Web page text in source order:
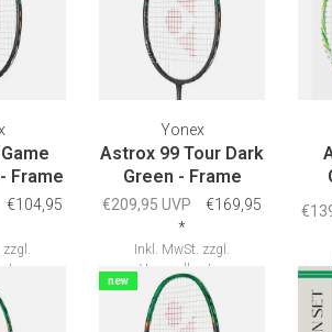
Frame
€104,95
zzgl.
Yonex
Astrox 99 Tour Dark
Green - Frame
€209,95 UVP
€169,95
*
Inkl. MwSt. zzgl.
Versandkosten
new